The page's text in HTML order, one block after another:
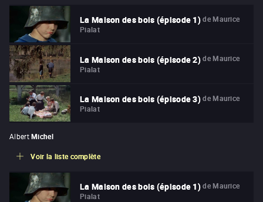
La Maison des bois (épisode 1) de Maurice
Pialat
La Maison des bois (épisode 2) de Maurice
Pialat
La Maison des bois (épisode 3) de Maurice
Pialat
Albert Michel
Voir la liste complète
La Maison des bois (épisode 1) de Maurice
Pialat